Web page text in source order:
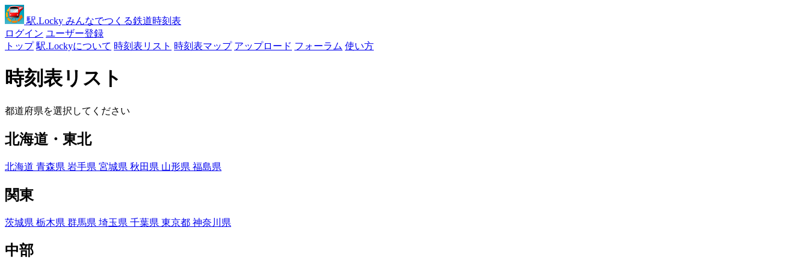
駅.Locky みんなでつくる鉄道時刻表
ログイン ユーザー登録
トップ 駅.Lockyについて 時刻表リスト 時刻表マップ アップロード フォーラム 使い方
時刻表リスト
都道府県を選択してください
北海道・東北
北海道 青森県 岩手県 宮城県 秋田県 山形県 福島県
関東
茨城県 栃木県 群馬県 埼玉県 千葉県 東京都 神奈川県
中部